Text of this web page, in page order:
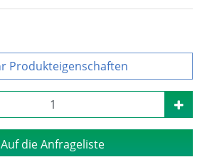
Produkteigenschaften
Auf die Anfrageliste